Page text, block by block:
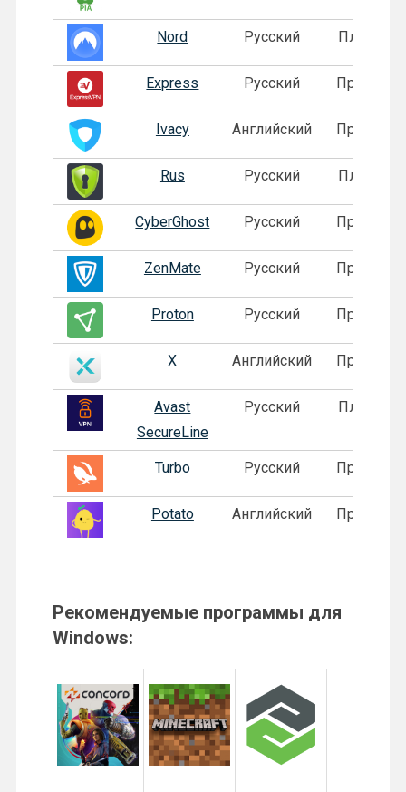
Nord Русский Платная
Express Русский Пробная
Ivacy Английский Пробная
Rus Русский Платная
CyberGhost Русский Пробная
ZenMate Русский Пробная
Proton Русский Пробная
X Английский Пробная
Avast
SecureLine
Русский Платная
Turbo Русский Пробная
Potato Английский Пробная
Рекомендуемые программы для
Windows: